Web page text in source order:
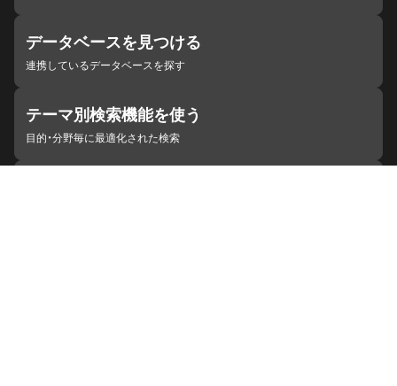
データベースを見つける
連携しているデータベースを探す
テーマ別検索機能を使う
目的・分野毎に最適化された検索